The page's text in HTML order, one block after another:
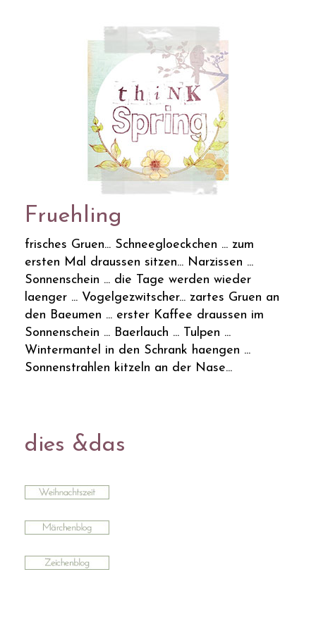
Fruehling
frisches Gruen... Schneegloeckchen ... zum
ersten Mal draussen sitzen... Narzissen ...
Sonnenschein ... die Tage werden wieder
laenger ... Vogelgezwitscher... zartes Gruen an
den Baeumen ... erster Kaffee draussen im
Sonnenschein ... Baerlauch ... Tulpen ...
Wintermantel in den Schrank haengen ...
Sonnenstrahlen kitzeln an der Nase...
dies &das